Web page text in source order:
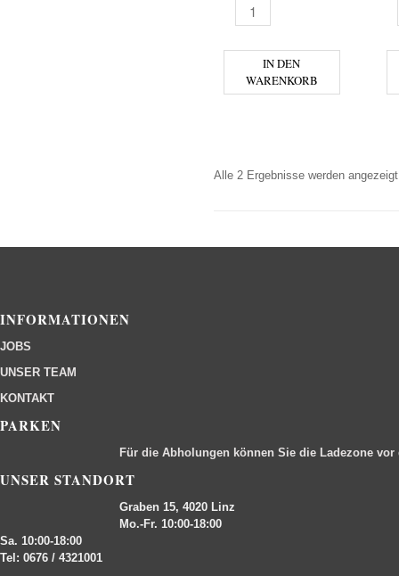
NAMGIN MENGE
IN DEN
WARENKORB
Alle 2 Ergebnisse werden angezeigt
INFORMATIONEN
JOBS
UNSER TEAM
KONTAKT
PARKEN
Für die Abholungen können Sie die Ladezone
UNSER STANDORT
Graben 15, 4020 Linz
Mo.-Fr. 10:00-18:00
Sa. 10:00-18:00
Tel: 0676 / 4321001